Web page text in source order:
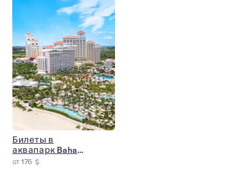
Билеты в
аквапарк Baha
Mar
от 176 $